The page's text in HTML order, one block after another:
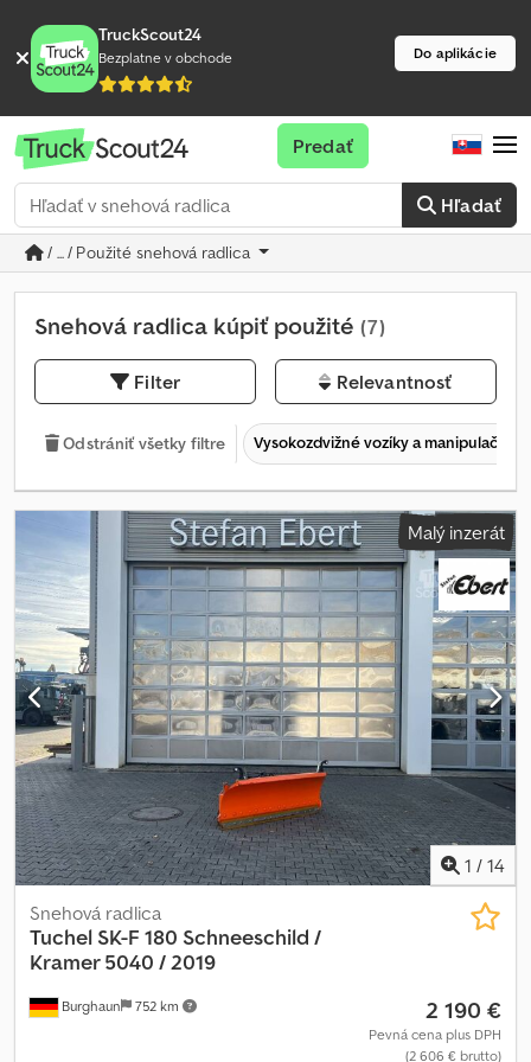
TruckScout24
Bezplatne v obchode Do aplikácie
Hľadať
Predať
/ ... / Použité snehová radlica
Snehová radlica kúpiť použité (7)
Filter Relevantnosť
Odstrániť všetky filtre Vysokozdvižné vozíky a manipulačná
Malý inzerát
1 / 14
Burghaun 752 km
Snehová radlica
Tuchel SK-F 180 Schneeschild /
Kramer 5040 / 2019
2 190 €
Pevná cena plus DPH
(2 606 € brutto)